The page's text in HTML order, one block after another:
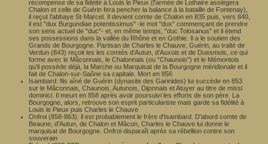
récompense de sa fidéité à Louis le Pieux (l'armée de Lothaire assiègera
Chalon et celle de Guérin fera pencher la balance à la bataille de Fontenay),
il reçut l'abbaye St-Marcel. Il devient comte de Chalon en 835 puis, vers 840,
il est "dux Burgundiae potentissimus" -le mot "dux" commençant de prendre
son sens actuel de "duc"- et, en même temps, "duc Tolosanus" et il étend
ses possessions dans la vallée du Rhône et en Gothie. Il a le soutien des
Grands de Bourgogne. Partisan de Charles le Chauve, Guérin, au traité de
Verdun (843) reçoit les les comtés d’Autun, d’Auxois et de Duesmois, ce qui
forme avec le Mâconnais, le Chalonnais (ou "Chaunois") et le Mémontois
qu’il possède déjà, la Marche ou Marquisat de la Bourgogne méridionale et il
fait de Chalon-sur-Saône sa capitale. Mort en 856
Isambard: fils aîné de Guérin (dynasite des Garinides) lui succède en 853
sur le Mâconnais, Chaunois, Autunois, Dijonnais et Atuyer au titre de missi
dominici. Il meurt en 858 après avoir poursuivi les efforts de son père. La
Bourgogne, alors, retrouve son esprit particulariste mais garde sa fidélité à
Louis le Pieux puis Charles le Chauve
Onfroi (858-863): il est probablement le frère d'Isambard. D'abord comte de
Beaune, d'Autun, de Chalon et Mâcon, Charles le Chauve lui donne le
marquisat de Bourgogne. Onfroi disparaît après sa rébellion contre son
souverain